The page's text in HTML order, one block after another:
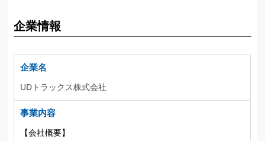
企業情報
企業名
UDトラックス株式会社
事業内容
【会社概要】